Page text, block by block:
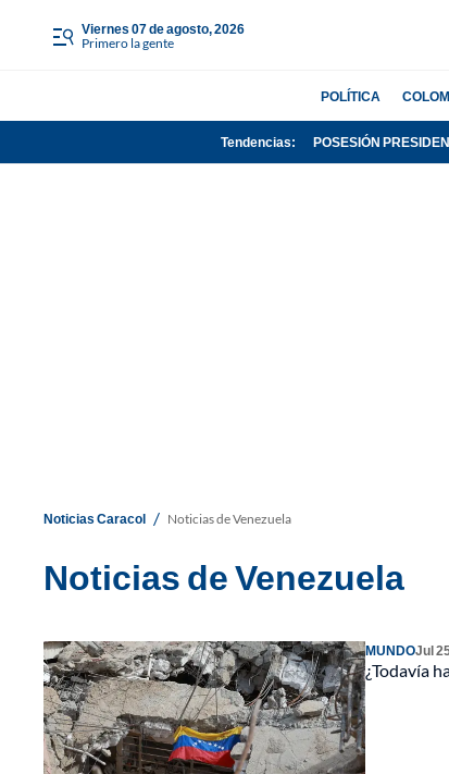
viernes 07 de agosto, 2026
Primero la gente
POLÍTICA
Tendencias: POSESIÓN
Noticias Caracol / Noticias de Venezuela
Noticias de Venezuela
MUNDOJul
¿Todavía